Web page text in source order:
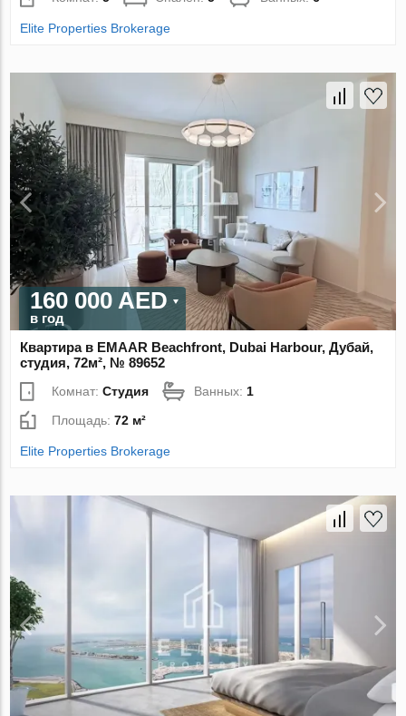
Elite Properties Brokerage
160 000 AED
в год
Квартира в EMAAR Beachfront, Dubai Harbour, Дубай,
студия, 72м², № 89652
Комнат:Студия Ванных: 1
Площадь:72 м²
Elite Properties Brokerage